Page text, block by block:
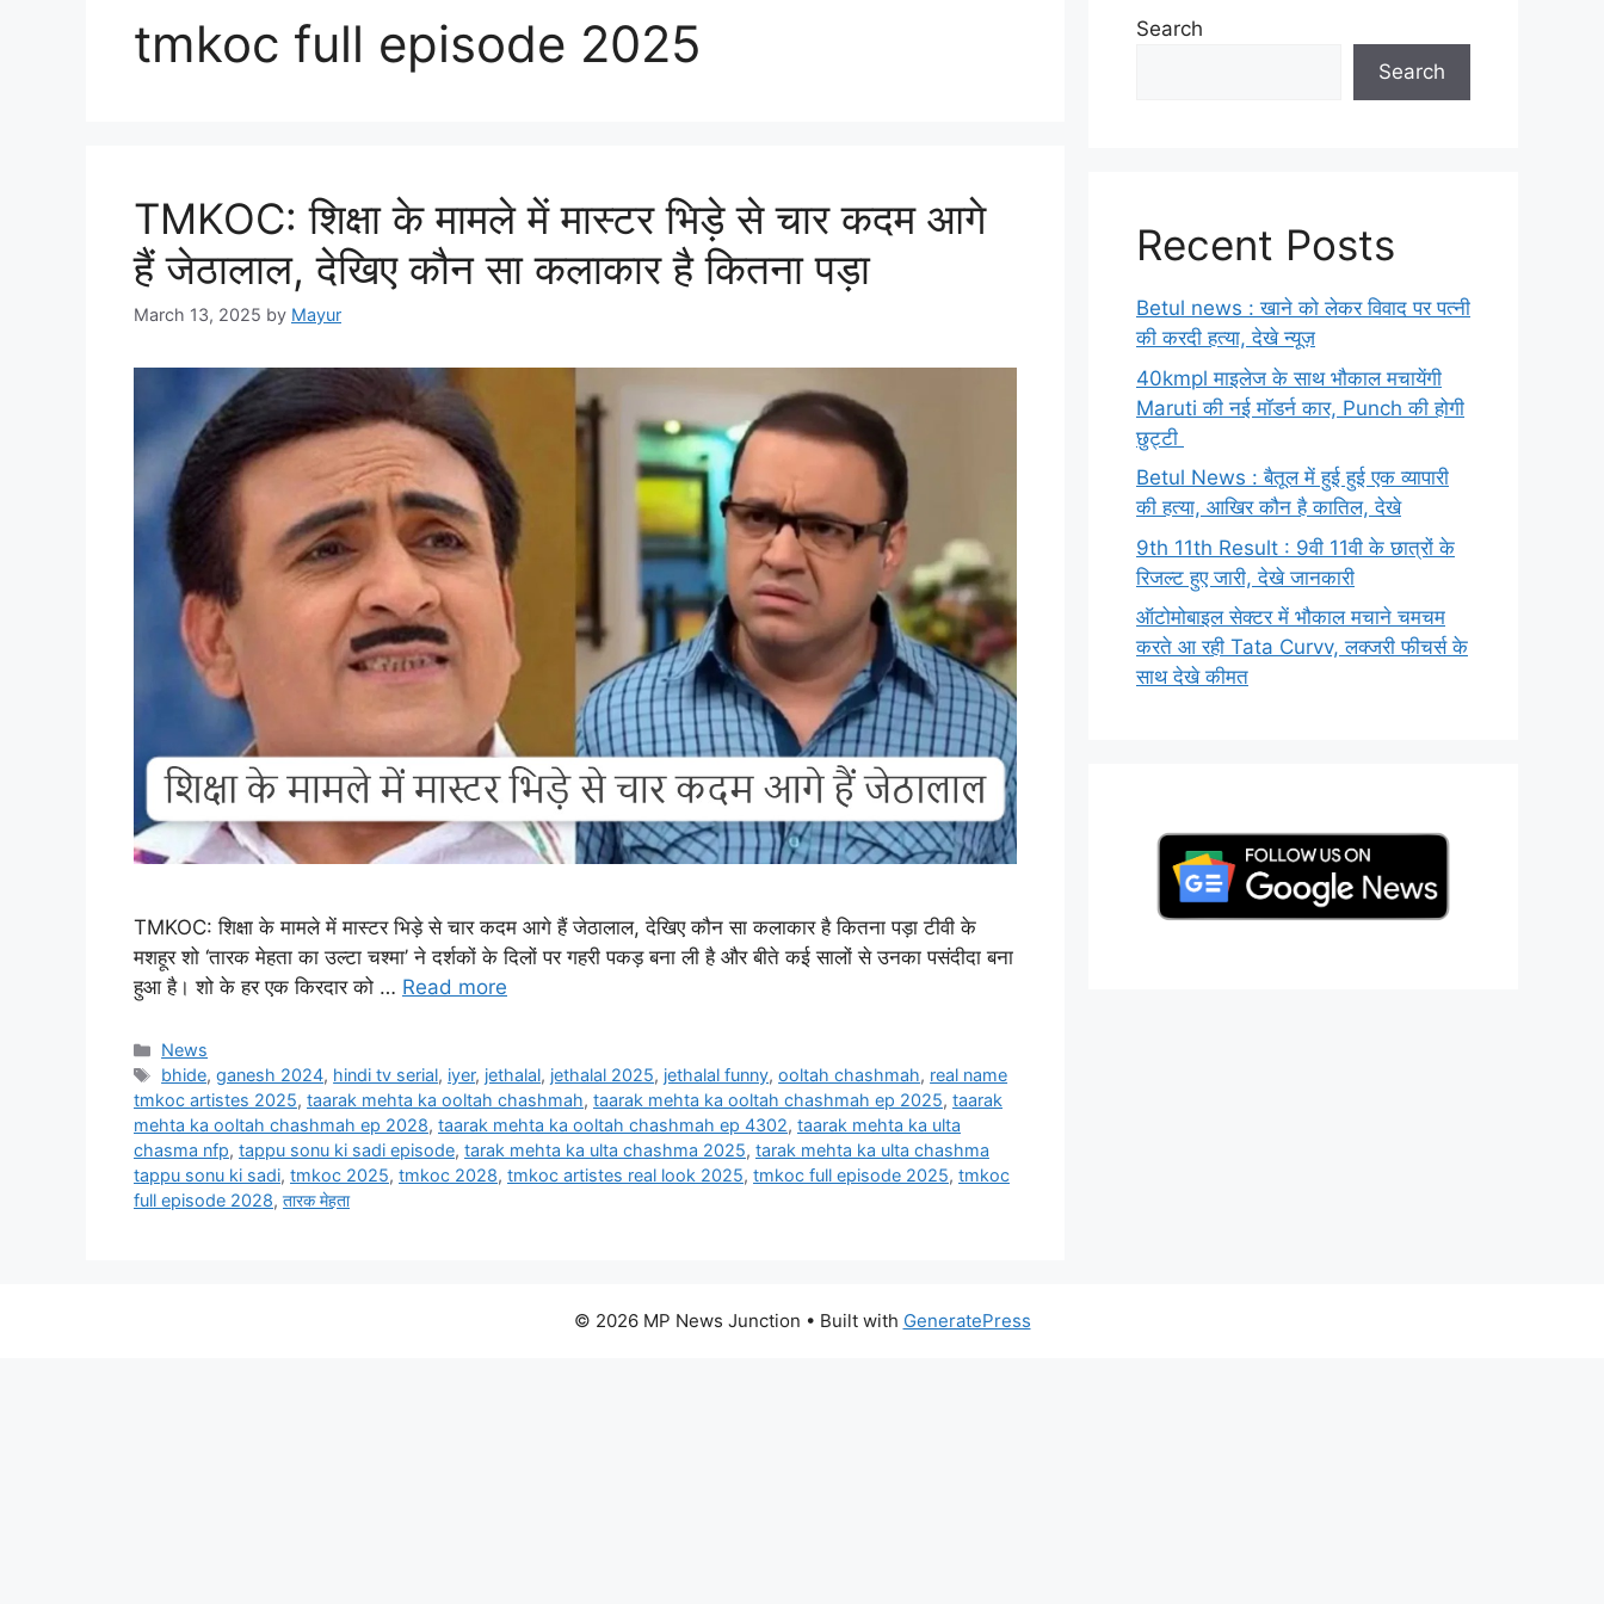
tmkoc full episode 2025
TMKOC: शिक्षा के मामले में मास्टर भिड़े से चार कदम आगे
हैं जेठालाल, देखिए कौन सा कलाकार है कितना पड़ा
March 13, 2025 by Mayur
TMKOC: शिक्षा के मामले में मास्टर भिड़े से चार कदम आगे हैं जेठालाल, देखिए कौन सा कलाकार है कितना पड़ा टीवी के
मशहूर शो ‘तारक मेहता का उल्टा चश्मा’ ने दर्शकों के दिलों पर गहरी पकड़ बना ली है और बीते कई सालों से उनका पसंदीदा बना
हुआ है। शो के हर एक किरदार को … Read more
Categories
News
Tags
bhide,ganesh 2024, hindi tv serial, iyer, jethalal, jethalal 2025, jethalal funny,ooltah chashmah, real name
tmkoc artistes 2025, taarak mehta ka ooltah chashmah, taarak mehta ka ooltah chashmah ep 2025, taarak
mehta ka ooltah chashmah ep 2028, taarak mehta ka ooltah chashmah ep 4302, taarak mehta ka ulta
chasma nfp, tappu sonu ki sadi episode, tarak mehta ka ulta chashma 2025, tarak mehta ka ulta chashma
tappu sonu ki sadi, tmkoc 2025, tmkoc 2028, tmkoc artistes real look 2025, tmkoc full episode 2025, tmkoc
full episode 2028, तारक मेहता
Search
Search
Recent Posts
Betul news : खाने को लेकर विवाद पर पत्नी
की करदी हत्या, देखे न्यूज़
40kmpl माइलेज के साथ भौकाल मचायेंगी
Maruti की नई मॉडर्न कार, Punch की होगी
छुट्टी
Betul News : बैतूल में हुई हुई एक व्यापारी
की हत्या, आखिर कौन है कातिल, देखे
9th 11th Result : 9वी 11वी के छात्रों के
रिजल्ट हुए जारी, देखे जानकारी
ऑटोमोबाइल सेक्टर में भौकाल मचाने चमचम
करते आ रही Tata Curvv, लक्जरी फीचर्स के
साथ देखे कीमत
© 2026 MP News Junction • Built with GeneratePress